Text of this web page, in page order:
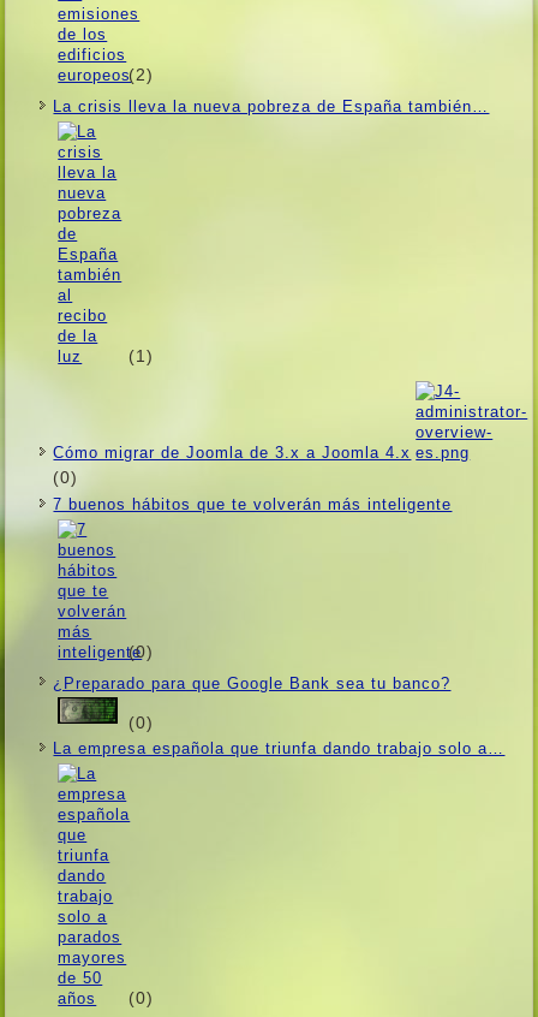
(2)
La crisis lleva la nueva pobreza de España también…
(1)
Cómo migrar de Joomla de 3.x a Joomla 4.x
(0)
7 buenos hábitos que te volverán más inteligente
(0)
¿Preparado para que Google Bank sea tu banco?
(0)
La empresa española que triunfa dando trabajo solo a…
(0)